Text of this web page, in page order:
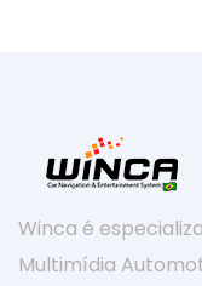
Winca é
Multimídia